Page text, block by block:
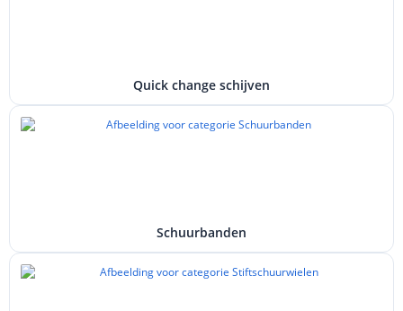
Quick change schijven
Schuurbanden